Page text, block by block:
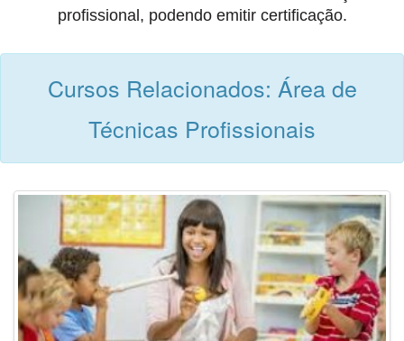
profissional, podendo emitir certificação.
Cursos Relacionados: Área de
Técnicas Profissionais